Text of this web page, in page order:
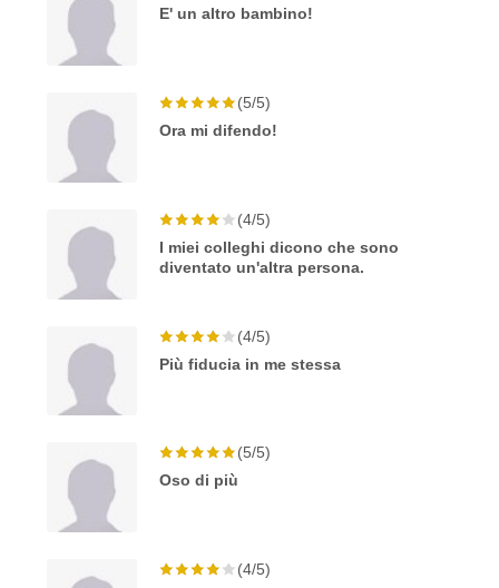
E' un altro bambino!
(5/5)
Ora mi difendo!
(4/5)
I miei colleghi dicono che sono
diventato un'altra persona.
(4/5)
Più fiducia in me stessa
(5/5)
Oso di più
(4/5)